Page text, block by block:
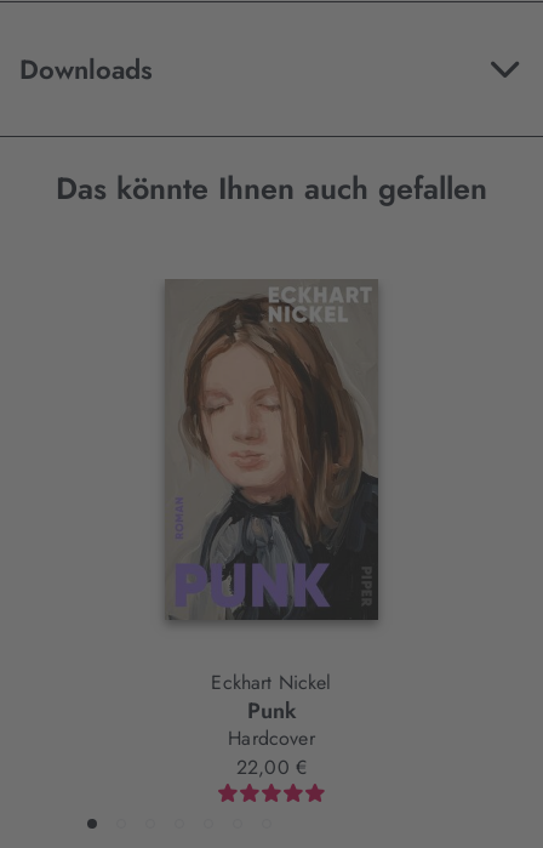
Downloads
Das könnte Ihnen auch gefallen
Interaktives
Eckhart Nickel
Punk
Hardcover
22,00 €